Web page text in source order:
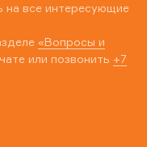
на все интересующие
«Вопросы и
или позвонить +7